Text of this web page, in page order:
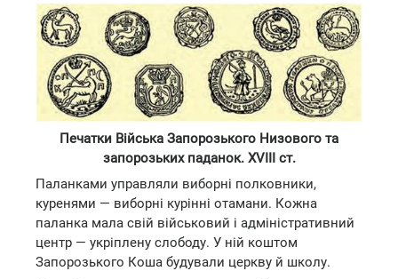
Печатки Війська Запорозького Низового та
запорозьких паданок. XVIII ст.
Паланками управляли виборні полковники,
куренями — виборні курінні отамани. Кожна
паланка мала свій військовий і адміністративний
центр — укріплену слободу. У ній коштом
Запорозького Коша будували церкву й школу.